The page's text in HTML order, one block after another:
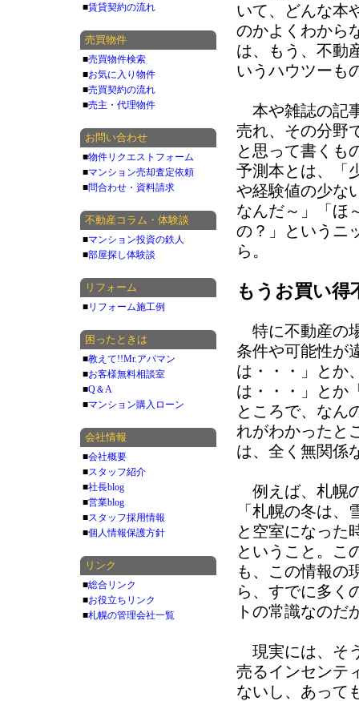
いて、どんな本
のかよくわから
は、もう、不動
いうハウツーも
本や雑誌の記
売れ、その分野
と思って書くも
予測本とは、「
や経験値の少な
なんだ～」「ほ
の？」というニ
ら。
もうお買い得
特に不動産の
条件や可能性が
は・・・」とか
は・・・」とか
ところで、なん
れがわかったと
は、全く無関係
例えば、札幌
「札幌の冬は
と空室になった
ということ。こ
も、この情報の
ら、すでに多く
トの常識なのだ
現実には、そ
売るインセンテ
ないし、あって
■賃貸契約の流れ
売買物件
■売買物件検索
■お気に入り物件
■売買契約の流れ
■売主・代理物件
お問い合わせ
■物件リクエストフォーム
■マンション売却査定依頼
■問合わせ・資料請求
不動産コラム・体験談
■マンション投資の鉄人
■部屋探し体験談
リフォーム
■リフォーム施工例
困ったときは
■教えて!!Mr.アパマン
■お客様無料相談室
■Q＆A
■マンション購入ローン
会社情報
■会社概要
■スタッフ紹介
■社長blog
■営業blog
■スタッフ採用情報
■個人情報保護方針
リンク
■総合リンク
■お役立ちリンク
■札幌の管理会社一覧